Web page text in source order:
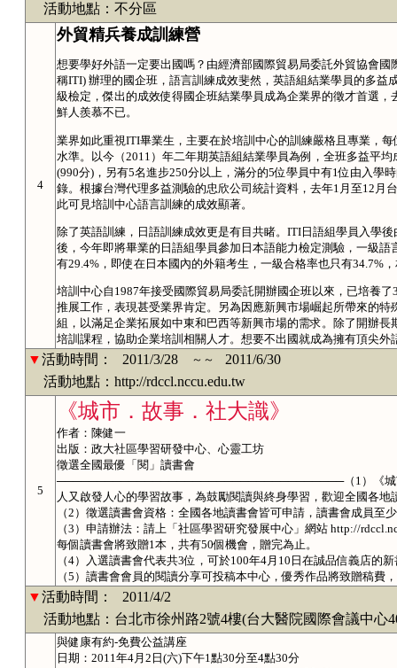
活動地點：不分區
4
外貿精兵養成訓練營
想要學好外語一定要出國嗎？由經濟部國際貿易局委託外貿協會國
稱ITI) 辦理的國企班，語言訓練成效斐然，英語組結業學員的多益
級檢定，傑出的成效使得國企班結業學員成為企業界的徵才首選
鮮人羨慕不已。
業界如此重視ITI畢業生，主要在於培訓中心的訓練嚴格且專業，
水準。以今（2011）年二年期英語組結業學員為例，全班多益平
(990分)，另有5名進步250分以上，滿分的5位學員中有1位由入學
錄。根據台灣代理多益測驗的忠欣公司統計資料，去年1月至12月
此可見培訓中心語言訓練的成效顯著。
除了英語訓練，日語訓練成效更是有目共睹。ITI日語組學員入學
後，今年即將畢業的日語組學員參加日本語能力檢定測驗，一級
有29.4%，即使在日本國內的外籍考生，一級合格率也只有34.7%
培訓中心自1987年接受國際貿易局委託開辦國企班以來，已培養
推展工作，表現甚受業界肯定。另為因應新興市場崛起所帶來的
組，以滿足企業拓展如中東和巴西等新興市場的需求。除了開辦
培訓課程，協助企業培訓相關人才。想要不出國就成為擁有頂尖
▼活動時間： 2011/3/28 ～～
2011/6/30
活動地點：http://rdccl.nccu.edu.tw
5
《城市．故事．社大識》
作者：陳健一
出版：政大社區學習研發中心、心靈工坊
徵選全國最優「閱」讀書會
────────────────────────────────────（1）《城市
人又啟發人心的學習故事，為鼓勵閱讀與終身學習，歡迎全國各地
（2）徵選讀書會資格：全國各地讀書會皆可申請，讀書會成員至
（3）申請辦法：請上「社區學習研究發展中心」網站 http://
每個讀書會將致贈1本，共有50個機會，贈完為止。
（4）入選讀書會代表共3位，可於100年4月10日在誠品信義店的
（5）讀書會會員的閱讀分享可投稿本中心，優秀作品將致贈稿費
▼活動時間：
2011/4/2
活動地點：台北市徐州路2號4樓(台大醫院國際會議中心
與健康有約-免費公益講座
日期：2011年4月2日(六)下午1點30分至4點30分